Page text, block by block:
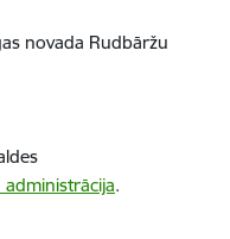
novada Rudbāržu
.